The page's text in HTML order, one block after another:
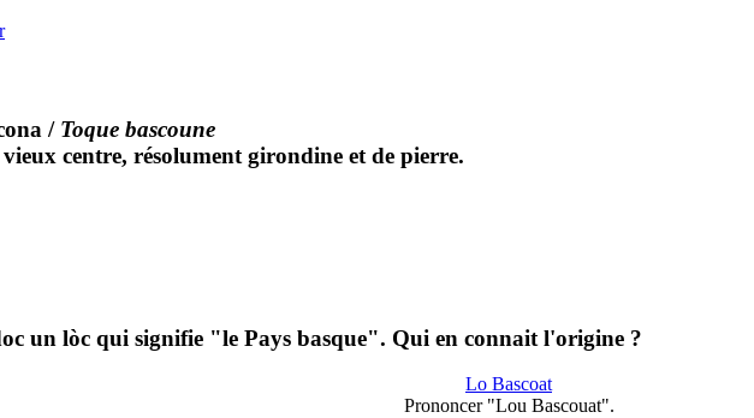
/ Toque bascoune
centre, résolument girondine et de pierre.
un lòc qui signifie "le Pays basque". Qui en connait l'origine ?
Lo Bascoat
Prononcer "Lou Bascouat".